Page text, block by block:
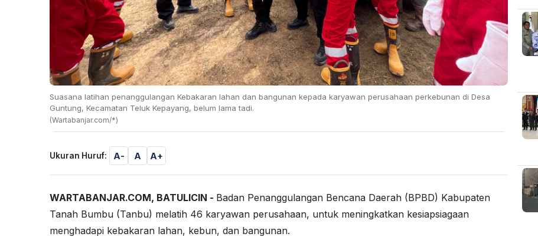
Suasana latihan penanggulangan Kebakaran lahan dan bangunan kepada karyawan perusahaan perkebunan di Desa
Guntung, Kecamatan Teluk Kepayang, belum lama tadi.
(Wartabanjar.com/*)
Ukuran Huruf: A- A A+
WARTABANJAR.COM, BATULICIN - Badan Penanggulangan Bencana Daerah (BPBD) Kabupaten
Tanah Bumbu (Tanbu) melatih 46 karyawan perusahaan, untuk meningkatkan kesiapsiagaan
menghadapi kebakaran lahan, kebun, dan bangunan.